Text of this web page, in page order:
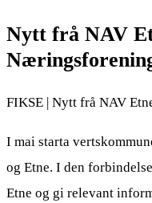
Nytt frå NAV
FIKSE | Nytt frå NAV
I mai starta
og Etne. I den
Etne og gi relevant